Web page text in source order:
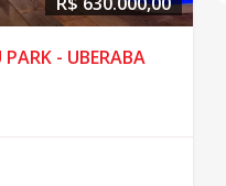
PARK - UBERABA